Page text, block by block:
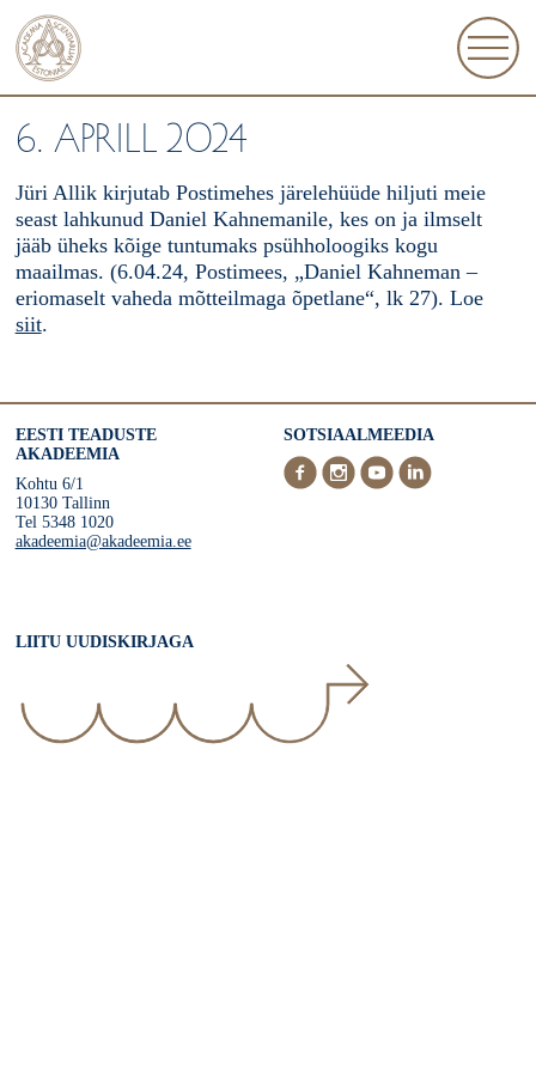
6. APRILL 2024
Jüri Allik kirjutab Postimehes järelehüüde hiljuti meie
seast lahkunud Daniel Kahnemanile, kes on ja ilmselt
jääb üheks kõige tuntumaks psühholoogiks kogu
maailmas. (6.04.24, Postimees, „Daniel Kahneman –
eriomaselt vaheda mõtteilmaga õpetlane“, lk 27). Loe
siit.
EESTI TEADUSTE
AKADEEMIA
Kohtu 6/1
10130 Tallinn
Tel 5348 1020
akadeemia@akadeemia.ee
SOTSIAALMEEDIA
LIITU UUDISKIRJAGA